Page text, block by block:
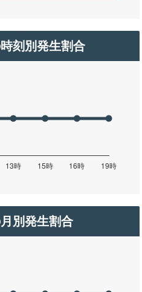
刻別発生割合
別発生割合